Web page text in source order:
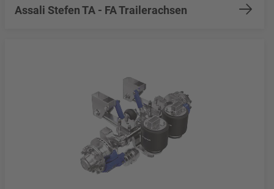
Assali Stefen TA - FA Trailerachsen